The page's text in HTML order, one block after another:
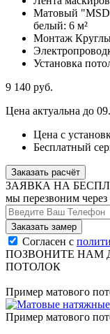
Матовый "MSD
белый: 6 м²
Монтаж
Установка
9 140 руб.
Цена актуальна до
Цена с
Бесплатный
Заказать расчёт
ЗАЯВКА НА
мы перезвоним
Согласен с
ПОЗВОНИТЕ НАМ
ПОТОЛОК
Пример матового
Пример матового